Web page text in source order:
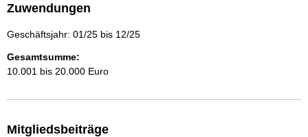
Zuwendungen
Geschäftsjahr: 01/25 bis 12/25
Gesamtsumme:
10.001 bis 20.000 Euro
Mitgliedsbeiträge